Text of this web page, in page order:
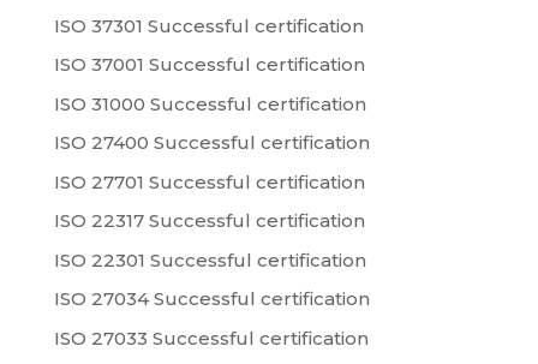
ISO 37301 Successful certification
ISO 37001 Successful certification
ISO 31000 Successful certification
ISO 27400 Successful certification
ISO 27701 Successful certification
ISO 22317 Successful certification
ISO 22301 Successful certification
ISO 27034 Successful certification
ISO 27033 Successful certification